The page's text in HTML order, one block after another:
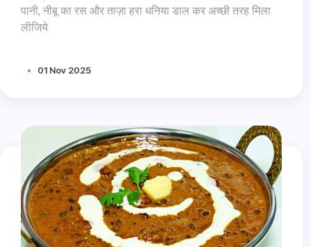
पानी, नीबू का रस और ताज़ा हरा धनिया डाल कर अच्छी तरह मिला
लीजिये
01 Nov 2025